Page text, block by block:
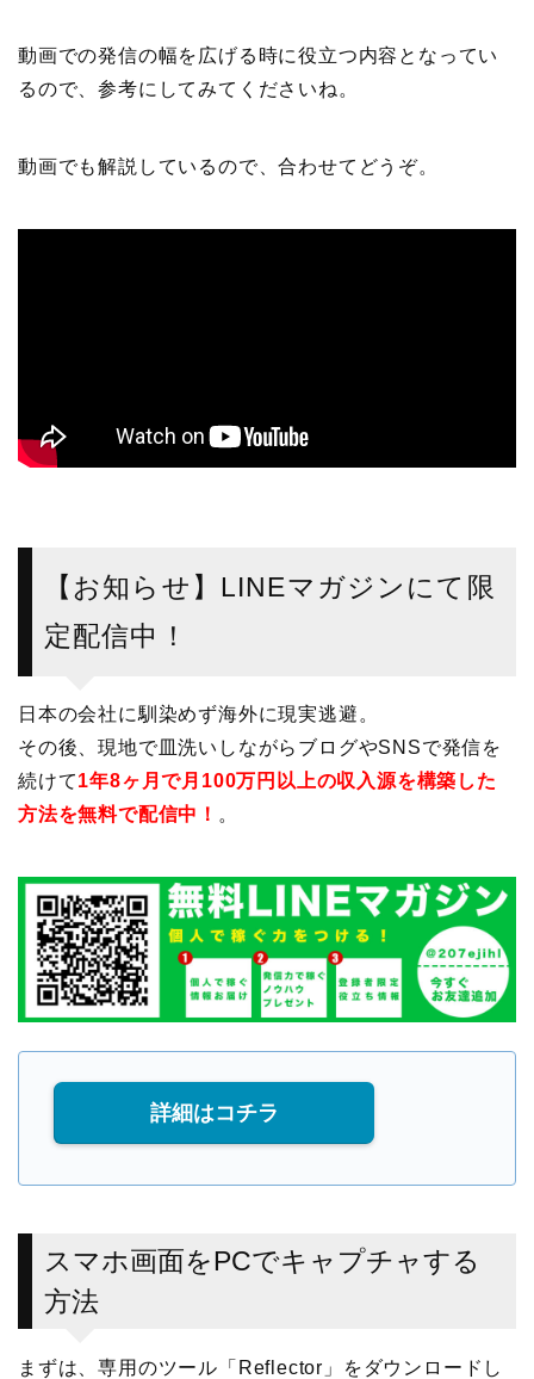
動画での発信の幅を広げる時に役立つ内容となってい
るので、参考にしてみてくださいね。
動画でも解説しているので、合わせてどうぞ。
【お知らせ】LINEマガジンにて限
定配信中！
日本の会社に馴染めず海外に現実逃避。
その後、現地で皿洗いしながらブログやSNSで発信を
続けて1年8ヶ月で月100万円以上の収入源を構築した
方法を無料で配信中！ 。
詳細はコチラ
スマホ画面をPCでキャプチャする
方法
まずは、専用のツール「Reflector」をダウンロードし